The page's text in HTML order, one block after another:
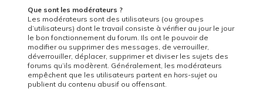
Que sont les modérateurs ?
Les modérateurs sont des utilisateurs (ou groupes
d’utilisateurs) dont le travail consiste à vérifier au jour le jour
le bon fonctionnement du forum. Ils ont le pouvoir de
modifier ou supprimer des messages, de verrouiller,
déverrouiller, déplacer, supprimer et diviser les sujets des
forums qu’ils modèrent. Généralement, les modérateurs
empêchent que les utilisateurs partent enhors-sujetou
publient du contenu abusif ou offensant.